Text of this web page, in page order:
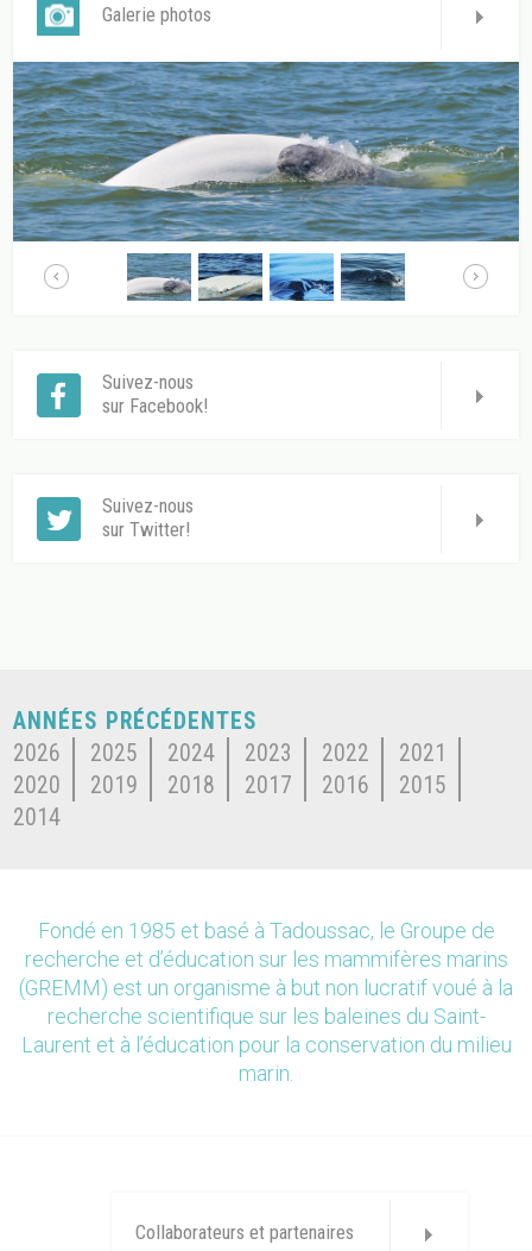
Galerie photos
Suivez-nous
sur Facebook!
Suivez-nous
sur Twitter!
ANNÉES PRÉCÉDENTES
2026
2025 2024 2023 2022
2021
2020
2019 2018 2017 2016
2015
2014
Fondé en 1985 et basé à Tadoussac, le Groupe de
recherche et d’éducation sur les mammifères marins
(GREMM) est un organisme à but non lucratif voué à la
recherche scientifique sur les baleines du Saint-
Laurent et à l’éducation pour la conservation du milieu
marin.
Collaborateurs et partenaires